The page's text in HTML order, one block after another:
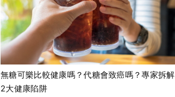
無糖可樂比較健康嗎？代糖會致癌嗎？專家拆解
2大健康陷阱